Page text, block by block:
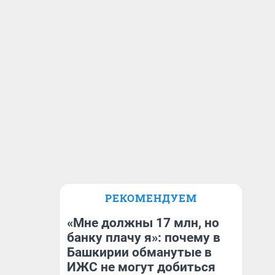
РЕКОМЕНДУЕМ
«Мне должны 17 млн, но
банку плачу я»: почему в
Башкирии обманутые в
ИЖС не могут добиться